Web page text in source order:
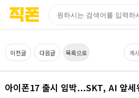
이전글 다음글 목록으로
아이폰17 출시 임박...SKT, AI 앞세
페이지
페이지
페이지
페이지